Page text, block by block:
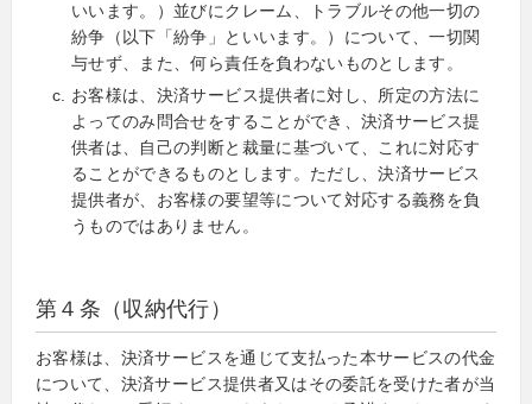
いいます。）並びにクレーム、トラブルその他一切の
紛争（以下「紛争」といいます。）について、一切関
与せず、また、何ら責任を負わないものとします。
お客様は、決済サービス提供者に対し、所定の方法に
よってのみ問合せをすることができ、決済サービス提
供者は、自己の判断と裁量に基づいて、これに対応す
ることができるものとします。ただし、決済サービス
提供者が、お客様の要望等について対応する義務を負
うものではありません。
第４条（収納代行）
お客様は、決済サービスを通じて支払った本サービスの代金
について、決済サービス提供者又はその委託を受けた者が当